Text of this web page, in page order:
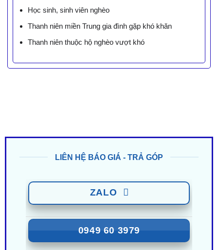
Học sinh, sinh viên nghèo
Thanh niên miền Trung gia đình gặp khó khăn
Thanh niên thuộc hộ nghèo vượt khó
LIÊN HỆ BÁO GIÁ - TRẢ GÓP
ZALO